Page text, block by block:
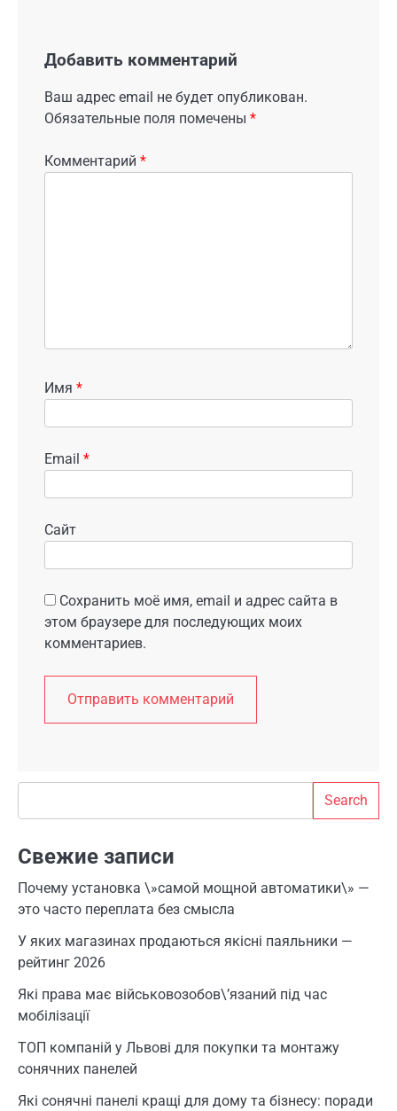
Добавить комментарий
Ваш адрес email не будет опубликован.
Обязательные поля помечены *
Комментарий *
Имя *
Email *
Сайт
Сохранить моё имя, email и адрес сайта в
этом браузере для последующих моих
комментариев.
Search
Свежие записи
Почему установка \»самой мощной автоматики\» —
это часто переплата без смысла
У яких магазинах продаються якісні паяльники —
рейтинг 2026
Які права має військовозобов\’язаний під час
мобілізації
ТОП компаній у Львові для покупки та монтажу
сонячних панелей
Які сонячні панелі кращі для дому та бізнесу: поради